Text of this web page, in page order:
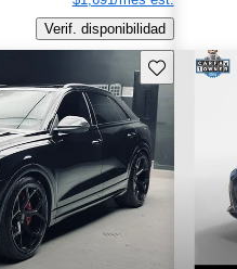
Verif. disponibilidad
Guarda este